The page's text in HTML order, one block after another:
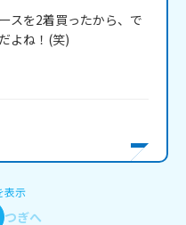
スを2着買ったから、で
よね！(笑)
表示
つぎへ